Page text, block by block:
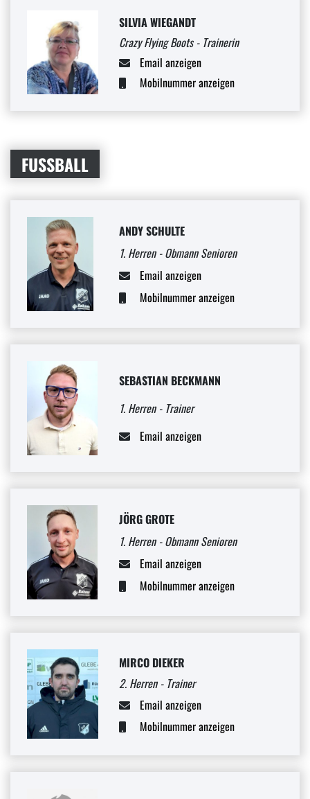
SILVIA WIEGANDT
Crazy Flying Boots - Trainerin
Email anzeigen
Mobilnummer anzeigen
FUSSBALL
ANDY SCHULTE
1. Herren - Obmann Senioren
Email anzeigen
Mobilnummer anzeigen
SEBASTIAN BECKMANN
1. Herren - Trainer
Email anzeigen
JÖRG GROTE
1. Herren - Obmann Senioren
Email anzeigen
Mobilnummer anzeigen
MIRCO DIEKER
2. Herren - Trainer
Email anzeigen
Mobilnummer anzeigen